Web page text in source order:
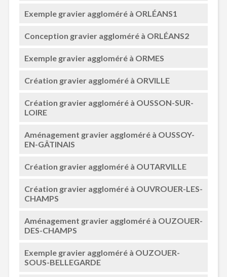
Exemple gravier aggloméré à ORLÉANS1
Conception gravier aggloméré à ORLÉANS2
Exemple gravier aggloméré à ORMES
Création gravier aggloméré à ORVILLE
Création gravier aggloméré à OUSSON-SUR-
LOIRE
Aménagement gravier aggloméré à OUSSOY-
EN-GÂTINAIS
Création gravier aggloméré à OUTARVILLE
Création gravier aggloméré à OUVROUER-LES-
CHAMPS
Aménagement gravier aggloméré à OUZOUER-
DES-CHAMPS
Exemple gravier aggloméré à OUZOUER-
SOUS-BELLEGARDE